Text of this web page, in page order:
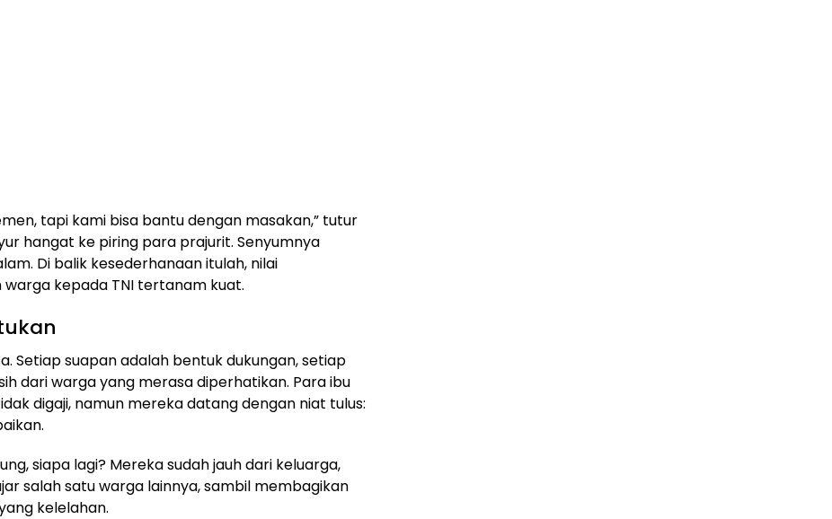
tapi kami bisa bantu dengan masakan,” tutur
hangat ke piring para prajurit. Senyumnya
Di balik kesederhanaan itulah, nilai
kepada TNI tertanam kuat.
Setiap suapan adalah bentuk dukungan, setiap
dari warga yang merasa diperhatikan. Para ibu
digaji, namun mereka datang dengan niat tulus:
siapa lagi? Mereka sudah jauh dari keluarga,
salah satu warga lainnya, sambil membagikan
kelelahan.